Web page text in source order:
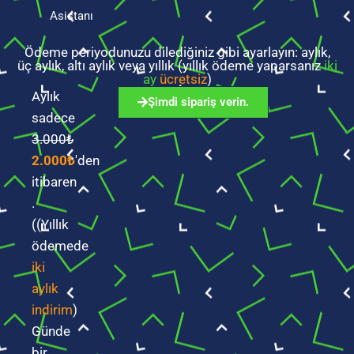
Asistanı
Ödeme periyodunuzu dilediğiniz gibi ayarlayın: aylık,
üç aylık, altı aylık veya yıllık (yıllık ödeme yaparsanıziki
ayücretsiz)
Aylık
sadece
3.000₺
2.000₺'den
itibaren
.
((Yıllık
ödemede
iki
aylık
indirim)
Günde
Şimdi sipariş verin.